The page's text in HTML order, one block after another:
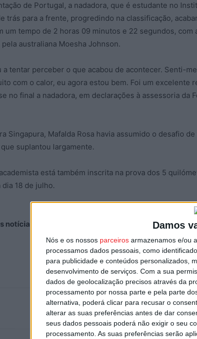
Damos
Nós e os nossos parceiros armazenamos e/ou
processamos dados pessoais, como
para publicidade e conteúdos personalizados,
desenvolvimento de serviços. Com a sua
dados de geolocalização precisos através da
processamento por nossa parte e pela parte
alternativa, poderá clicar para recusar o
alterar as suas preferências antes de dar
seus dados pessoais poderá não exigir o seu
processamento. As suas preferências serão
de Portugal, a nadadora, que é estudante no
trás para a frente, progredindo na classificação,
um tempo de 2 horas 09 minutos e 22 segundos, com
australiana Moesha Johnson.
a tentar perceber o que acabou de acontecer. Senti-me
com o calor, eu agora estou bem. Foi um excelente
no final a nadadora, em declarações à assessoria da
Singapura, Mafalda Rosa havia assumido o desafio
suplantou largamente.
está também inscrita na prova dos 5
dia 18 de julho.
notícias para ouvir na Estação Diária – 96.8 FM ou em
Pub